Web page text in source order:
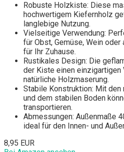
Robuste Holzkiste: Diese
hochwertigem Kiefernholz
langlebige Nutzung.
Vielseitige Verwendung:
für Obst, Gemüse, Wein
für Ihr Zuhause.
Rustikales Design: Die
der Kiste einen einzigartigen
natürliche Holzmaserung.
Stabile Konstruktion: Mit
und dem stabilen Boden
transportieren.
Abmessungen: Außenmaße
ideal für den Innen- und
8,95 EUR